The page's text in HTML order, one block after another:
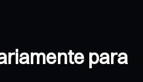
para